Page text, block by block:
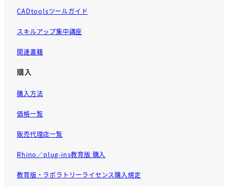
CADtoolsツールガイド
スキルアップ集中講座
関連書籍
購入
購入方法
価格一覧
販売代理店一覧
Rhino／plug-ins教育版 購入
教育版・ラボラトリーライセンス購入規定